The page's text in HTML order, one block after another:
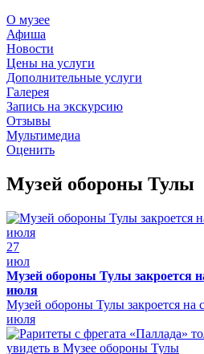
О музее
Афиша
Новости
Цены на услуги
Дополнительные услуги
Галерея
Запись на экскурсию
Отзывы
Мультимедиа
Оценить
Музей обороны Тулы
27
июл
Музей обороны Тулы закроется
июля
Музей обороны Тулы закроется на
июля